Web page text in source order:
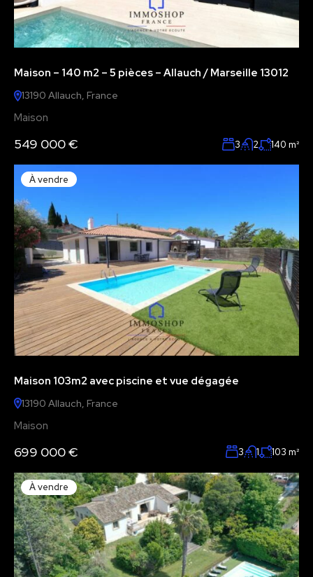
Maison – 140 m2 – 5 pièces – Allauch / Marseille 13012
13190 Allauch, France
Maison
549 000 € 3 2 140 m²
À vendre
Maison 103m2 avec piscine et vue dégagée
13190 Allauch, France
Maison
699 000 € 3 1 103 m²
À vendre